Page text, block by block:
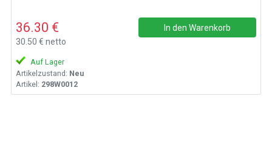
36.30 €
30.50 € netto
In den Warenkorb
Auf Lager
Artikelzustand: Neu
Artikel: 298W0012